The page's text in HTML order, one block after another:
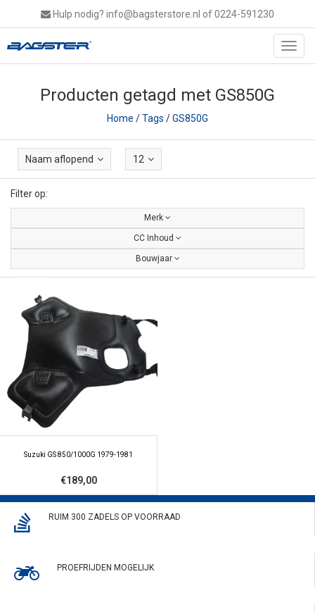
Hulp nodig? info@bagsterstore.nl of 0224-591230
Producten getagd met GS850G
Home /Tags /GS850G
Naam aflopend 12
Filter op:
Merk
CC Inhoud
Bouwjaar
Suzuki GS 850/1000G 1979-1981
€189,00
RUIM 300 ZADELS OP VOORRAAD
PROEFRIJDEN MOGELIJK